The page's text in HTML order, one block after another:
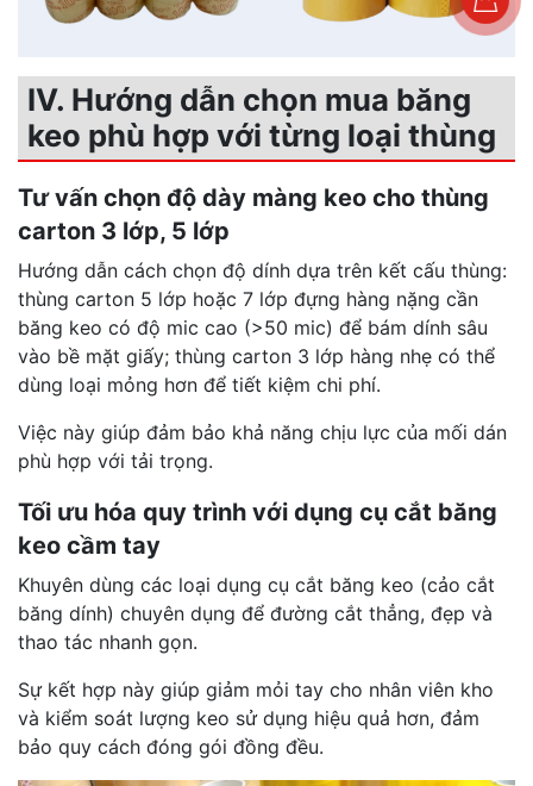
IV. Hướng dẫn chọn mua băng
keo phù hợp với từng loại thùng
Tư vấn chọn độ dày màng keo cho thùng
carton 3 lớp, 5 lớp
Hướng dẫn cách chọn độ dính dựa trên kết cấu thùng:
thùng carton 5 lớp hoặc 7 lớp đựng hàng nặng cần
băng keo có độ mic cao (>50 mic) để bám dính sâu
vào bề mặt giấy; thùng carton 3 lớp hàng nhẹ có thể
dùng loại mỏng hơn để tiết kiệm chi phí.
Việc này giúp đảm bảo khả năng chịu lực của mối dán
phù hợp với tải trọng.
Tối ưu hóa quy trình với dụng cụ cắt băng
keo cầm tay
Khuyên dùng các loại dụng cụ cắt băng keo (cảo cắt
băng dính) chuyên dụng để đường cắt thẳng, đẹp và
thao tác nhanh gọn.
Sự kết hợp này giúp giảm mỏi tay cho nhân viên kho
và kiểm soát lượng keo sử dụng hiệu quả hơn, đảm
bảo quy cách đóng gói đồng đều.